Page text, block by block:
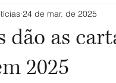
dão as
2025
24 de mar. de 2025